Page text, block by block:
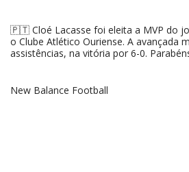
🇵🇹 Cloé Lacasse foi eleita a MVP do
o Clube Atlético Ouriense. A avançada
assistências, na vitória por 6-0.
New Balance Football